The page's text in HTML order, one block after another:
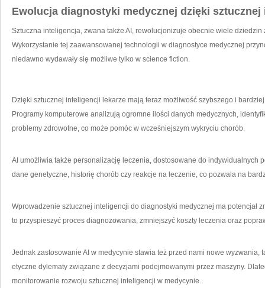
Ewolucja diagnostyki medycznej⁤ dzięki
Sztuczna inteligencja, zwana także AI, rewolucjonizuje obecnie wiele
Wykorzystanie tej zaawansowanej⁤ technologii w diagnostyce medycznej
niedawno wydawały się możliwe tylko w science ⁤fiction.
Dzięki sztucznej inteligencji ‍lekarze mają teraz możliwość szybszego ‌i
Programy komputerowe​ analizują ogromne ilości ⁣danych medycznych,
problemy zdrowotne, co może⁤ pomóc w wcześniejszym wykryciu chorób.
AI ⁢umożliwia także personalizację leczenia, dostosowane do indywidualnych
dane genetyczne, historię chorób ‍czy reakcje na leczenie, ⁣co pozwala na
Wprowadzenie sztucznej inteligencji do diagnostyki medycznej ma potencjał
to przyspieszyć proces‍ diagnozowania, zmniejszyć koszty leczenia oraz
Jednak zastosowanie⁢ AI w medycynie stawia ​też ⁣przed nami nowe wyzwania,
etyczne dylematy związane z decyzjami podejmowanymi przez maszyny.
monitorowanie rozwoju sztucznej inteligencji w medycynie.